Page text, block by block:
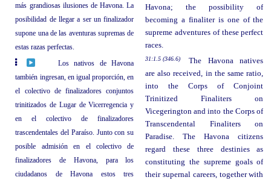
más grandiosas ilusiones de Havona. La
posibilidad de llegar a ser un finalizador
supone una de las aventuras supremas de
estas razas perfectas.
Havona; the possibility of
becoming a finaliter is one of the
supreme adventures of these perfect
races.
Los nativos de Havona
también ingresan, en igual proporción, en
el colectivo de finalizadores conjuntos
trinitizados de Lugar de Vicerregencia y
en el colectivo de finalizadores
trascendentales del Paraíso. Junto con su
posible admisión en el colectivo de
finalizadores de Havona, para los
ciudadanos de Havona estos tres
31:1.5 (346.6)
The Havona natives
are also received, in the same ratio,
into the Corps of Conjoint
Trinitized Finaliters on
Vicegerington and into the Corps of
Transcendental Finaliters on
Paradise. The Havona citizens
regard these three destinies as
constituting the supreme goals of
their supernal careers, together with